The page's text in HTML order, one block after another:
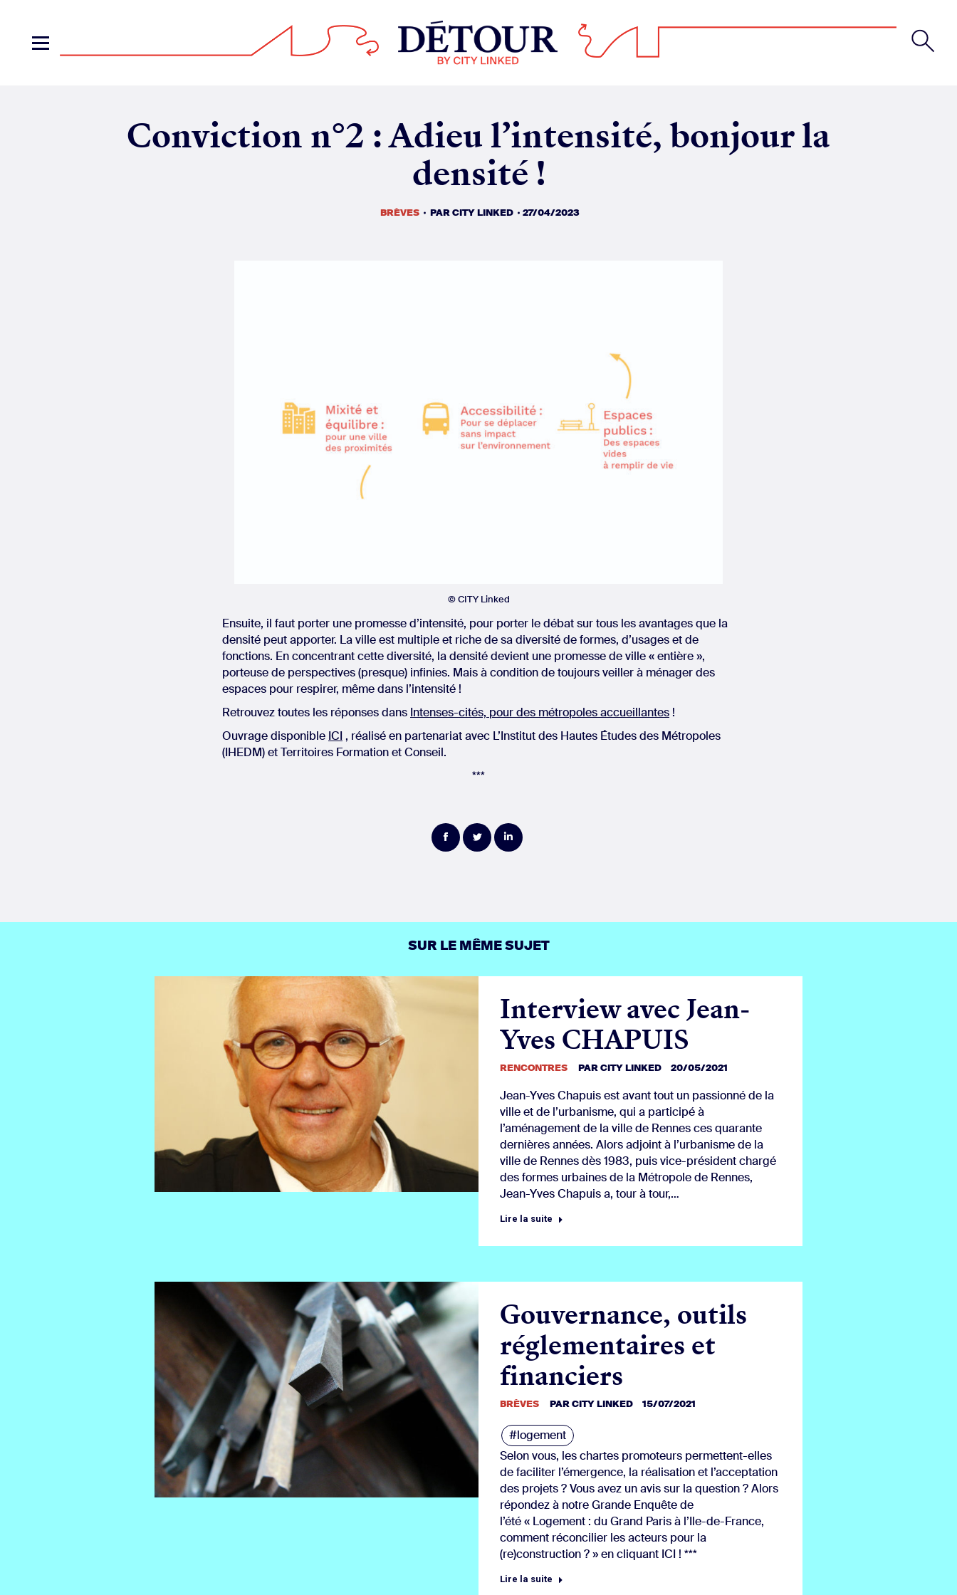
BRÈVES PARCITY LINKED 27/04/2023
© CITY Linked
Ensuite, il faut porter une promesse d’intensité, pour porter le débat sur tous les avantages que la
densité peut apporter. La ville est multiple et riche de sa diversité de formes, d’usages et de
fonctions. En concentrant cette diversité, la densité devient une promesse de ville « entière »,
porteuse de perspectives (presque) infinies. Mais à condition de toujours veiller à ménager des
espaces pour respirer, même dans l’intensité !
Retrouvez toutes les réponses dans Intenses-cités, pour des métropoles accueillantes !
Ouvrage disponible ICI , réalisé en partenariat avec L’Institut des Hautes Études des Métropoles
(IHEDM) et Territoires Formation et Conseil.
***
PartagerPartagerPartager
SUR LE MÊME SUJET
Interview avec Jean-
Yves CHAPUIS
RENCONTRES PARCITY LINKED 20/05/2021
Jean-Yves Chapuis est avant tout un passionné de la
ville et de l’urbanisme, qui a participé à
l’aménagement de la ville de Rennes ces quarante
dernières années. Alors adjoint à l’urbanisme de la
ville de Rennes dès 1983, puis vice-président chargé
des formes urbaines de la Métropole de Rennes,
Jean-Yves Chapuis a, tour à tour,…
Lire la suite
Gouvernance, outils
réglementaires et
financiers
BRÈVES PARCITY LINKED 15/07/2021
#logement
Selon vous, les chartes promoteurs permettent-elles
de faciliter l’émergence, la réalisation et l’acceptation
des projets ? Vous avez un avis sur la question ? Alors
répondez à notre Grande Enquête de
l’été « Logement : du Grand Paris à l’Ile-de-France,
comment réconcilier les acteurs pour la
(re)construction ? » en cliquant ICI ! ***
Lire la suite